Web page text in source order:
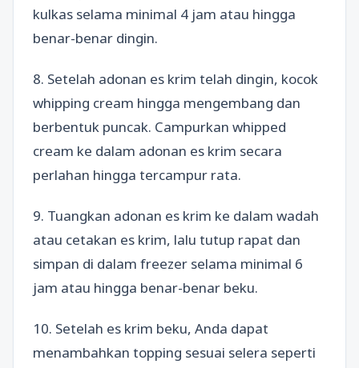
kulkas selama minimal 4 jam atau hingga
benar-benar dingin.
8. Setelah adonan es krim telah dingin, kocok
whipping cream hingga mengembang dan
berbentuk puncak. Campurkan whipped
cream ke dalam adonan es krim secara
perlahan hingga tercampur rata.
9. Tuangkan adonan es krim ke dalam wadah
atau cetakan es krim, lalu tutup rapat dan
simpan di dalam freezer selama minimal 6
jam atau hingga benar-benar beku.
10. Setelah es krim beku, Anda dapat
menambahkan topping sesuai selera seperti